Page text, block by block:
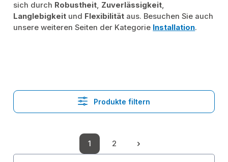
sich durch Robustheit, Zuverlässigkeit,
Langlebigkeit und Flexibilität aus. Besuchen Sie auch
unsere weiteren Seiten der Kategorie Installation.
Produkte filtern
Seite
1
Seite
2